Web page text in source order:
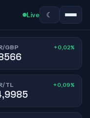
Live ☾
GBP +0,02%
TL +0,09%